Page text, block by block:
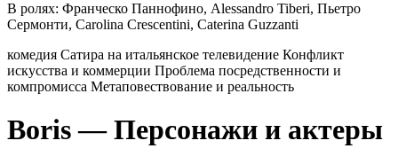
В ролях: Франческо Паннофино, Alessandro Tiberi, Пьетро
Сермонти, Carolina Crescentini, Caterina Guzzanti
комедия Сатира на итальянское телевидение Конфликт
искусства и коммерции Проблема посредственности и
компромисса Метаповествование и реальность
Boris — Персонажи и актеры